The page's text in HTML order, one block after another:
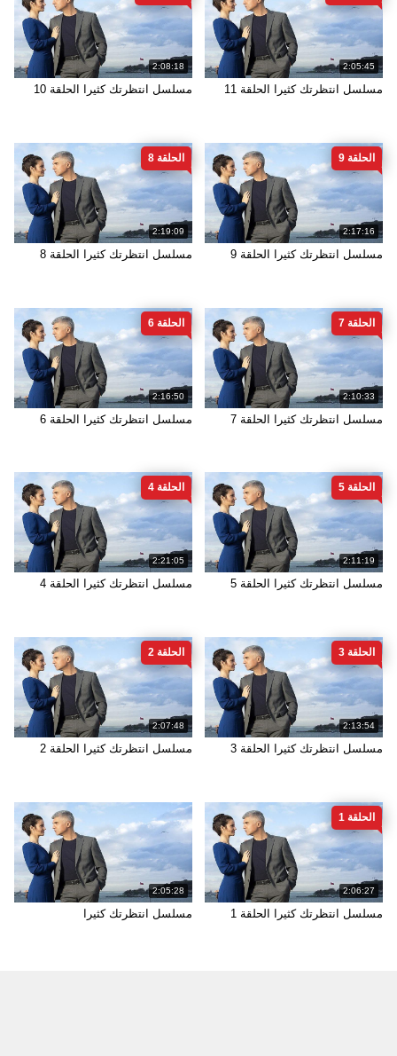
2:05:45
مسلسل انتظرتك كثيرا الحلقة 11
2:08:18
مسلسل انتظرتك كثيرا الحلقة 10
2:17:16
الحلقة 9
مسلسل انتظرتك كثيرا الحلقة 9
2:19:09
الحلقة 8
مسلسل انتظرتك كثيرا الحلقة 8
2:10:33
الحلقة 7
مسلسل انتظرتك كثيرا الحلقة 7
2:16:50
الحلقة 6
مسلسل انتظرتك كثيرا الحلقة 6
2:11:19
الحلقة 5
مسلسل انتظرتك كثيرا الحلقة 5
2:21:05
الحلقة 4
مسلسل انتظرتك كثيرا الحلقة 4
2:13:54
الحلقة 3
مسلسل انتظرتك كثيرا الحلقة 3
2:07:48
الحلقة 2
مسلسل انتظرتك كثيرا الحلقة 2
2:06:27
الحلقة 1
مسلسل انتظرتك كثيرا الحلقة 1
2:05:28
مسلسل انتظرتك كثيرا